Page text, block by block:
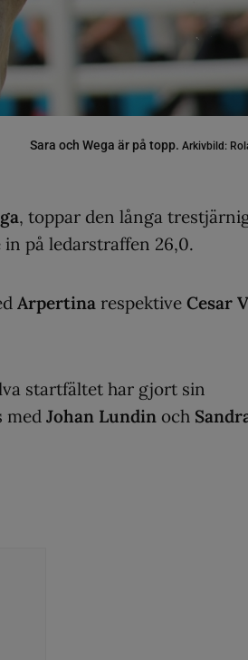
Sara och Wega är på topp.Arkivbild:
, toppar den långa
på ledarstraffen 26,0.
Arpertina respektive Cesar V
startfältet har gjort sin
med Johan Lundin och